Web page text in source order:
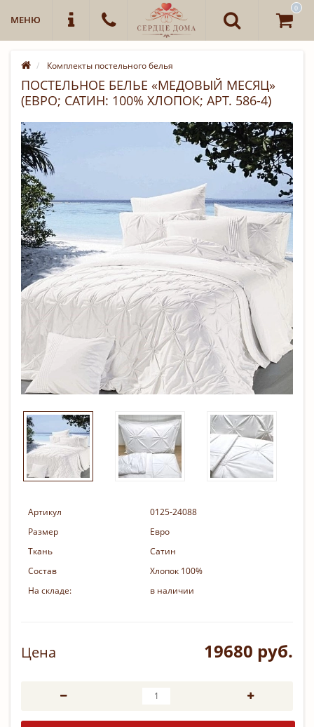
МЕНЮ
0
Комплекты постельного белья
ПОСТЕЛЬНОЕ БЕЛЬЕ «МЕДОВЫЙ МЕСЯЦ»
(ЕВРО; САТИН: 100% ХЛОПОК; АРТ. 586-4)
Артикул
0125-24088
Размер
Евро
Ткань
Сатин
Состав
Хлопок 100%
На складе:
в наличии
Цена 19680 руб.